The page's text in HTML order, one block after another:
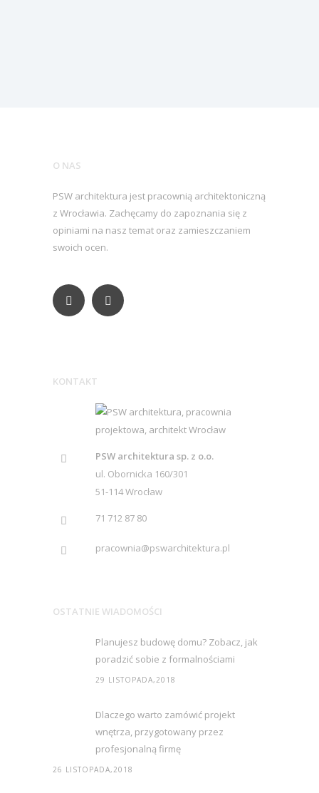
O NAS
PSW architektura jest pracownią architektoniczną
z Wrocławia. Zachęcamy do zapoznania się z
opiniami na nasz temat oraz zamieszczaniem
swoich ocen.
KONTAKT
PSW architektura sp. z o.o.
ul. Obornicka 160/301
51-114Wrocław
71 712 87 80
pracownia@pswarchitektura.pl
OSTATNIE WIADOMOŚCI
Planujesz budowę domu? Zobacz, jak
poradzić sobie z formalnościami
29 LISTOPADA,2018
Dlaczego warto zamówić projekt
wnętrza, przygotowany przez
profesjonalną firmę
26 LISTOPADA,2018